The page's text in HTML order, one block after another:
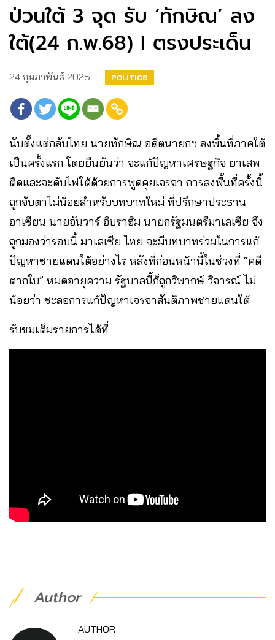
ป่วนใต้ 3 จุด รับ ‘ทักษิณ’ ลง
ใต้(24 ก.พ.68) I ตรงประเด็น
24 กุมภาพันธ์ 2025 POLITICS
นับตั้งแต่กลับไทย นายทักษิณ อดีตนายกฯ ลงพื้นที่ภาคใต้
เป็นครั้งแรก โดยยืนยันว่า จะแก้ปัญหาเศรษฐกิจ ยาเสพ
ติดและจะดับไฟใต้ด้วยการพูดคุยเจรจา การลงพื้นที่ครั้งนี้
ถูกจับตาไม่น้อยสำหรับบทบาทใหม่ ที่ปรึกษาประธาน
อาเซียน นายอันวาร์ อิบราฮิม นายกรัฐมนตรีมาเลเซีย จึง
ถูกมองว่ารอบนี้ มาเลเซีย ไทย จะมีบทบาทร่วมในการแก้
ปัญหาชายแดนใต้อย่างไร หลังที่ก่อนหน้านี้ในช่วงที่ “คดี
ตากใบ” หมดอายุความ รัฐบาลนี้ก็ถูกวิพากษ์ วิจารณ์ ไม่
น้อยว่า ชะลอการแก้ปัญหาเจรจาสันติภาพชายแดนใต้
รับชมเต็มรายการได้ที่
Author
AUTHOR